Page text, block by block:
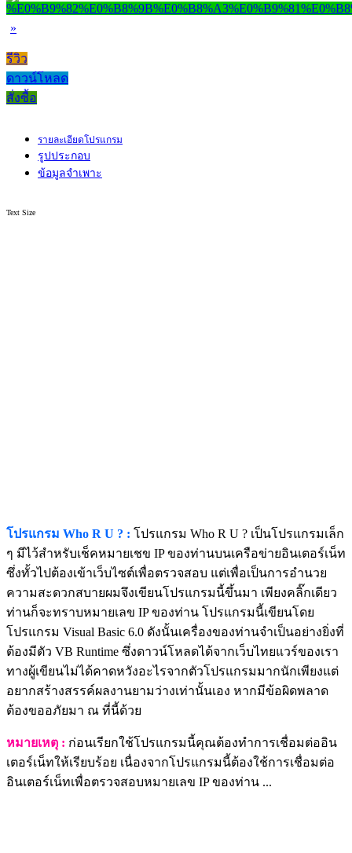
»
รีวิว
ดาวน์โหลด
สั่งซื้อ
รายละเอียดโปรแกรม
รูปประกอบ
ข้อมูลจำเพาะ
Text Size
โปรแกรม Who R U ? : โปรแกรม Who R U ? เป็นโปรแกรมเล็ก
ๆ มีไว้สำหรับเช็คหมายเชข IP ของท่านบนเครือข่ายอินเตอร์เน็ท
ซึ่งทั้วไปต้องเข้าเว็บไซต์เพื่อตรวจสอบ แต่เพื่อเป็นการอำนวย
ความสะดวกสบายผมจึงเขียนโปรแกรมนี้ขึ้นมา เพียงคลิ๊กเดียว
ท่านก็จะทราบหมายเลข IP ของท่าน โปรแกรมนี้เขียนโดย
โปรแกรม Visual Basic 6.0 ดังนั้นเครื่องของท่านจำเป็นอย่างยิ่งที่
ต้องมีตัว VB Runtime ซึ่งดาวน์โหลดได้จากเว็บไทยแวร์ของเรา
ทางผู้เขียนไม่ได้คาดหวังอะไรจากตัวโปรแกรมมากนักเพียงแต่
อยากสร้างสรรค์ผลงานยามว่างเท่านั้นเอง หากมีข้อผิดพลาด
ต้องขออภัยมา ณ ที่นี้ด้วย
หมายเหตุ : ก่อนเรียกใช้โปรแกรมนี้คุณต้องทำการเชื่อมต่ออิน
เตอร์เน็ทให้เรียบร้อย เนื่องจากโปรแกรมนี้ต้องใช้การเชื่อมต่อ
อินเตอร์เน็ทเพื่อตรวจสอบหมายเลข IP ของท่าน ...